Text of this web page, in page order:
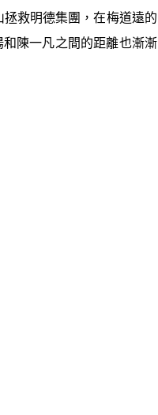
救明德集團，在梅道遠的
陳一凡之間的距離也漸漸